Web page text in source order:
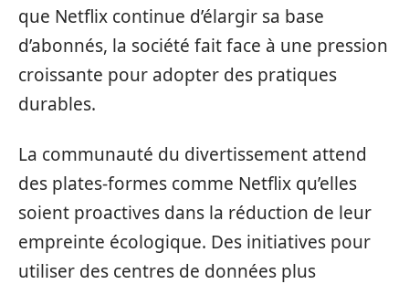
que Netflix continue d’élargir sa base
d’abonnés, la société fait face à une pression
croissante pour adopter des pratiques
durables.
La communauté du divertissement attend
des plates-formes comme Netflix qu’elles
soient proactives dans la réduction de leur
empreinte écologique. Des initiatives pour
utiliser des centres de données plus